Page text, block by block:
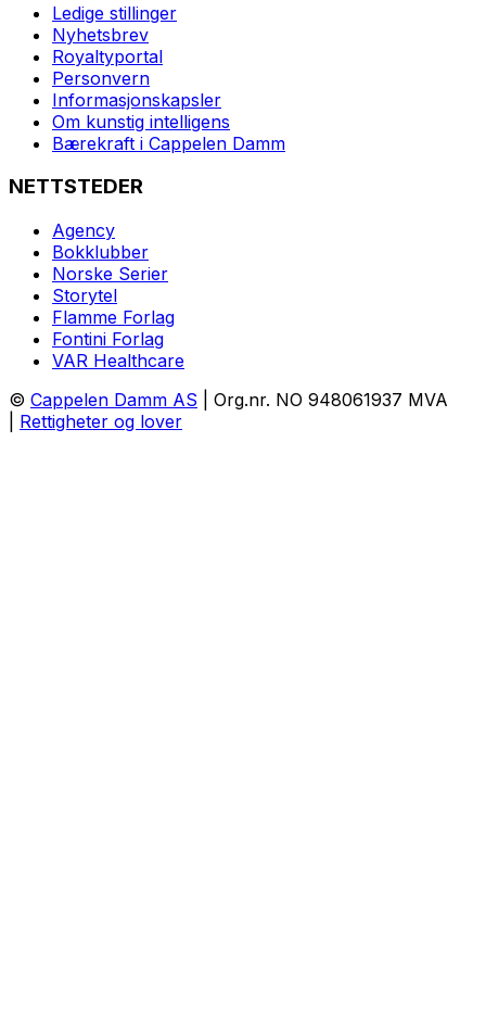
Ledige stillinger
Nyhetsbrev
Royaltyportal
Personvern
Informasjonskapsler
Om kunstig intelligens
Bærekraft i Cappelen Damm
NETTSTEDER
Agency
Bokklubber
Norske Serier
Storytel
Flamme Forlag
Fontini Forlag
VAR Healthcare
© Cappelen Damm AS | Org.nr. NO 948061937 MVA
Rettigheter og lover